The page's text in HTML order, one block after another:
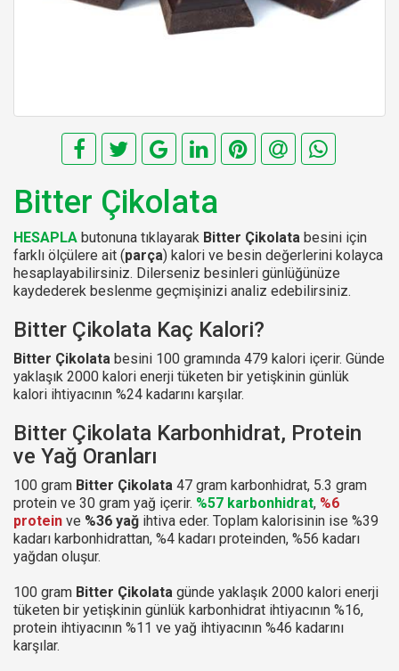
Bitter Çikolata
HESAPLA butonuna tıklayarak Bitter Çikolata besini için
farklı ölçülere ait (parça) kalori ve besin değerlerini kolayca
hesaplayabilirsiniz. Dilerseniz besinleri günlüğünüze
kaydederek beslenme geçmişinizi analiz edebilirsiniz.
Bitter Çikolata Kaç Kalori?
Bitter Çikolata besini 100 gramında 479 kalori içerir. Günde
yaklaşık 2000 kalori enerji tüketen bir yetişkinin günlük
kalori ihtiyacının %24 kadarını karşılar.
Bitter Çikolata Karbonhidrat, Protein
ve Yağ Oranları
100 gram Bitter Çikolata 47 gram karbonhidrat, 5.3 gram
protein ve 30 gram yağ içerir. %57 karbonhidrat, %6
protein ve %36 yağ ihtiva eder. Toplam kalorisinin ise %39
kadarı karbonhidrattan, %4 kadarı proteinden, %56 kadarı
yağdan oluşur.
100 gram Bitter Çikolata günde yaklaşık 2000 kalori enerji
tüketen bir yetişkinin günlük karbonhidrat ihtiyacının %16,
protein ihtiyacının %11 ve yağ ihtiyacının %46 kadarını
karşılar.